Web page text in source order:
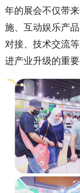
年的展会不仅带
施、互动娱乐产
对接、技术交流
进产业升级的重要